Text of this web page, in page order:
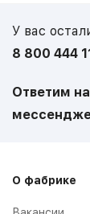
У вас
8 800 444
Ответим
О фабрике